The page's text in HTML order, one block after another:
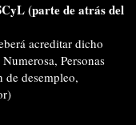
(parte de atrás del
acreditar dicho
Personas
de desempleo,